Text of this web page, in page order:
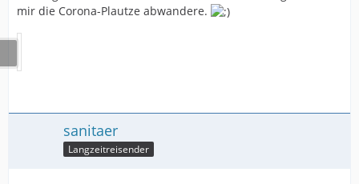
mir die Corona-Plautze abwandere.
sanitaer
Langzeitreisender